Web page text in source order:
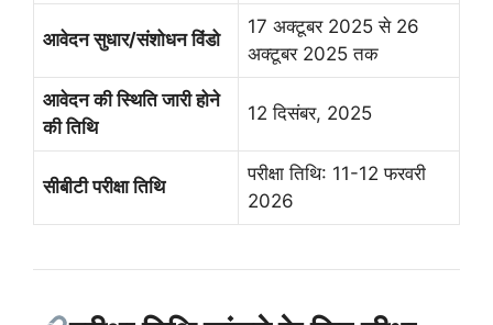
आवेदन सुधार/संशोधन विंडो
17 अक्टूबर 2025 से 26
अक्टूबर 2025 तक
आवेदन की स्थिति जारी होने
की तिथि
12 दिसंबर, 2025
सीबीटी परीक्षा तिथि
परीक्षा तिथि: 11-12 फरवरी
2026